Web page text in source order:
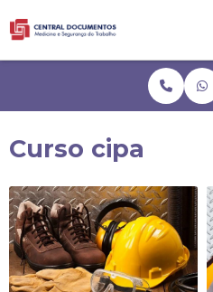
Curso cipa